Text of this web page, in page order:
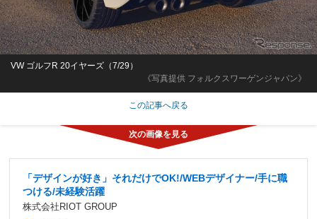
《写真提供 フォルクスワーゲンジャパン》
VW ゴルフR 20イヤーズ（7/29）
この記事へ戻る
「デザインが好き」それだけでOK!/WEBデザイナー/手に職
つける/未経験活躍
株式会社RIOT GROUP